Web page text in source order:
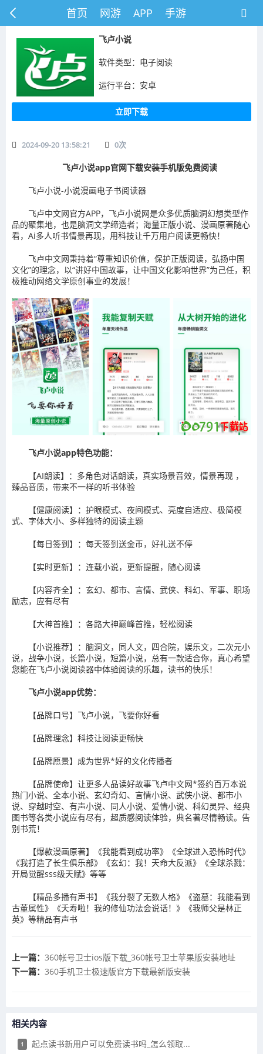
首页 网游 APP 手游
飞卢小说
软件类型：电子阅读
运行平台：安卓
立即下载
2024-09-20 13:58:21 0次
飞卢小说app官网下载安装手机版免费阅读
飞卢小说-小说漫画电子书阅读器
飞卢中文网官方APP，飞卢小说网是众多优质脑洞幻想类型作
品的聚集地，也是脑洞文学缔造者；海量正版小说、漫画原著随心
看，Ai多人听书情景再现，用科技让千万用户阅读更畅快！
飞卢中文网秉持着“尊重知识价值，保护正版阅读，弘扬中国
文化”的理念，以“讲好中国故事，让中国文化影响世界”为己任，积
极推动网络文学原创事业的发展！
飞卢小说app特色功能：
【AI朗读】：多角色对话朗读，真实场景音效，情景再现 ，
臻品音质，带来不一样的听书体验
【健康阅读】：护眼模式、夜间模式、亮度自适应、极简模
式、字体大小、多样独特的阅读主题
【每日签到】：每天签到送金币，好礼送不停
【实时更新】：连载小说，更新提醒，随心阅读
【内容齐全】：玄幻、都市、言情、武侠、科幻、军事、职场
励志，应有尽有
【大神首推】：各路大神巅峰首推，轻松阅读
【小说推荐】：脑洞文，同人文，四合院，娱乐文，二次元小
说，战争小说，长篇小说，短篇小说，总有一款适合你，真心希望
您能在飞卢小说阅读器中体验阅读的乐趣，读书的快乐！
飞卢小说app优势：
【品牌口号】飞卢小说，飞要你好看
【品牌理念】科技让阅读更畅快
【品牌愿景】成为世界*好的文化传播者
【品牌使命】让更多人品读好故事飞卢中文网*签约百万本说
热门小说、全本小说、玄幻奇幻、言情小说、武侠小说、都市小
说、穿越时空、有声小说、同人小说、爱情小说、科幻灵异、经典
图书等各类小说应有尽有，超质感阅读体验，典名著尽情畅读。告
别书荒！
【爆款漫画原著】《我能看到成功率》《全球进入恐怖时代》
《我打造了长生俱乐部》《玄幻：我！天命大反派》《全球杀戮：
开局觉醒sss级天赋》等等
【精品多播有声书】《我分裂了无数人格》《盗墓：我能看到
古董属性》《夭寿啦！我的修仙功法会说话！》《我师父是林正
英》等精品有声书
上一篇： ​360帐号卫士ios版下载_360帐号卫士苹果版安装地址
下一篇： 360手机卫士极速版官方下载最新版安装
相关内容
1 ​起点读书新用户可以免费读书吗_怎么领取...